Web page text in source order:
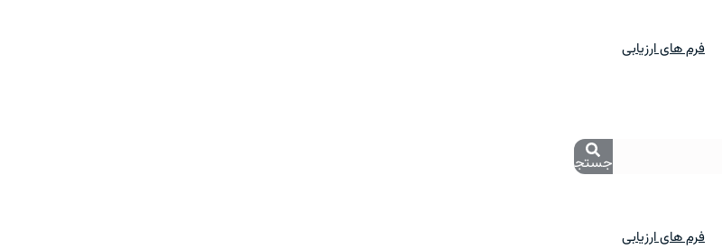
فرم های ارزیابی
جستجو
فرم های ارزیابی